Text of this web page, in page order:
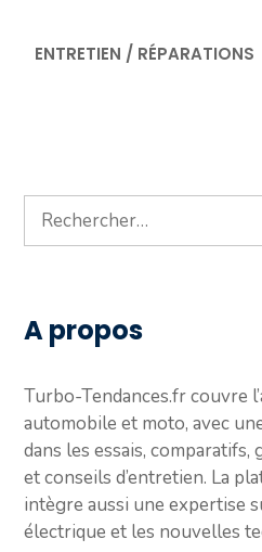
ENTRETIEN / RÉPARATIONS
Rechercher :
A propos
Turbo-Tendances.fr couvre
automobile et moto, avec
dans les essais, comparatifs,
et conseils d’entretien. La
intègre aussi une expertise
électrique et les nouvelles